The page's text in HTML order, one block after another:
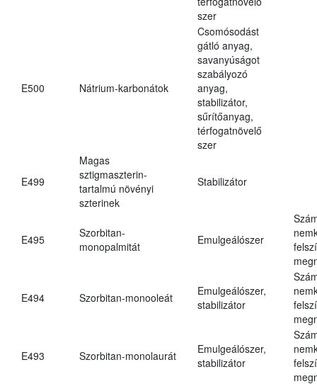
szer
E500 Nátrium-karbonátok
Csomósodást
gátló anyag,
savanyúságot
szabályozó
anyag,
stabilizátor,
sűrítőanyag,
térfogatnövelő
szer
E499
Magas
sztigmaszterin-
tartalmú növényi
szterinek
Stabilizátor
E495
Szorbitan-
monopalmitát
Emulgeálószer
E494 Szorbitan-monooleát
Emulgeálószer,
stabilizátor
E493 Szorbitan-monolaurát
Emulgeálószer,
stabilizátor